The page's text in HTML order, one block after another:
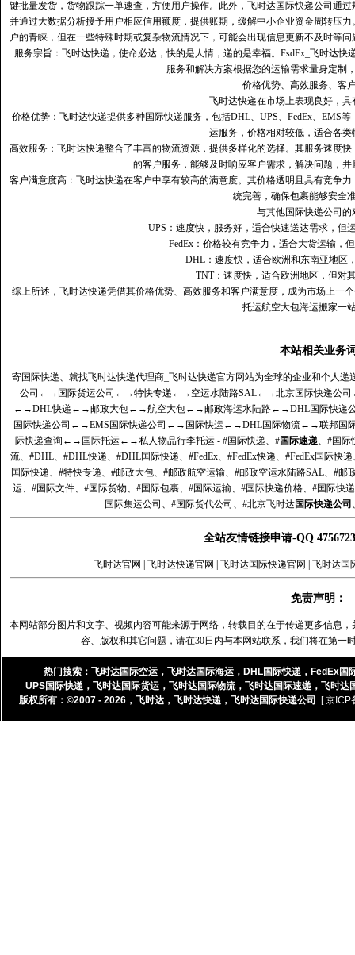
键批量发货，货物跟踪一单速查，方便用户操作。此外，飞时达国际快递公司通
并通过大数据分析授予用户相应信用额度，提供账期，缓解中小企业资金周转压
户的青睐，但在一些特殊时期或复杂物流情况下，可能会出现信息更新不及时等
服务宗旨：飞时达快递，使命必达，快的是人情，递的是幸福。FsdEx_飞时达
服务和解决方案根据您的运输需求量身定制
价格优势、高效服务、客
飞时达快递在市场上表现良好，
价格优势：飞时达快递提供多种国际快递服务，包括DHL、UPS、FedEx、EMS
运服务，价格相对较低，适合各
高效服务：飞时达快递整合了丰富的物流资源，提供多样化的选择。其服务速度
的客户服务，能够及时响应客户需求，解决问题，
客户满意度高‌：飞时达快递在客户中享有较高的满意度。其价格透明且具有竞争
统完善，确保包裹能够安全
与其他国际快递公司的
UPS：速度快，服务好，适合快速送达需求，但
FedEx：价格较有竞争力，适合大货运输，
DHL：速度快，适合欧洲和东南亚地区
TNT：速度快，适合欧洲地区，但对
综上所述，飞时达快递凭借其价格优势、高效服务和客户满意度，成为市场上一
托运航空大包海运搬家一
本站相关业务
寄国际快递、就找飞时达快递代理商_飞时达快递官方网站为全球的企业和个人递
公司 ←→ 国际货运公司 ←→特快专递 ←→ 空运水陆路SAL←→北京国际快递公司
←→DHL快递 ←→邮政大包←→航空大包←→邮政海运水陆路←→DHL国际快递
国际快递公司 ←→EMS国际快递公司 ←→ 国际快运←→DHL国际物流←→联邦国
际快递查询 ←→ 国际托运←→私人物品行李托运 - #国际快递、#国际速递、#国际
流、#DHL、#DHL快递、#DHL国际快递、#FedEx、#FedEx快递、#FedEx国际快
国际快递、#特快专递、#邮政大包、#邮政航空运输、#邮政空运水陆路SAL、#
运、#国际文件、#国际货物、#国际包裹、#国际运输、#国际快递价格、#国际快
国际集运公司、#国际货代公司、#北京飞时达国际快递公司
全站友情链接申请-QQ
飞时达官网 飞时达快递官网 飞时达国际快递官网 飞时达国
免责声明：
本网站部分图片和文字、视频内容可能来源于网络，转载目的在于传递更多信息
容、版权和其它问题，请在30日内与本网站联系，我们将在第一
热门搜索： 飞时达国际空运 ， 飞时达国际海运 ， DHL国际快递 ， FedEx国
UPS国际快递 ， 飞时达国际货运 ， 飞时达国际物流， 飞时达国际速递 ， 飞时达
版权所有：©2007 - 2026， 飞时达， 飞时达快递， 飞时达国际快递公司 [ 京ICP